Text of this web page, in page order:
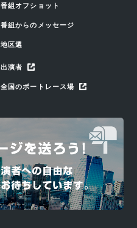
番組オフショット
番組からのメッセージ
地区選
出演者
全国のボートレース場